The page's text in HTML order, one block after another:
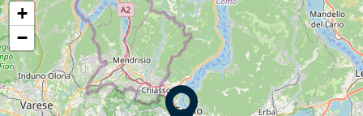
+
−